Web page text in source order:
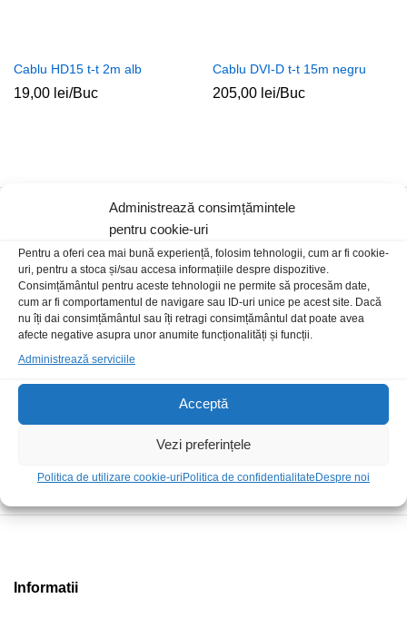
Administrează consimțămintele
pentru cookie-uri
Pentru a oferi cea mai bună experiență, folosim tehnologii, cum ar fi cookie-
uri, pentru a stoca și/sau accesa informațiile despre dispozitive.
Consimțământul pentru aceste tehnologii ne permite să procesăm date,
cum ar fi comportamentul de navigare sau ID-uri unice pe acest site. Dacă
nu îți dai consimțământul sau îți retragi consimțământul dat poate avea
afecte negative asupra unor anumite funcționalități și funcții.
Administrează serviciile
Acceptă
Vezi preferințele
Politica de utilizare cookie-uriPolitica de confidentialitateDespre noi
Cablu HD15 t-t 2m alb
19,00 lei/Buc
Cablu DVI-D t-t 15m negru
205,00 lei/Buc
Livrare rapida
Posibilitate retur
Plata securizata
Suport telefonic
Informatii